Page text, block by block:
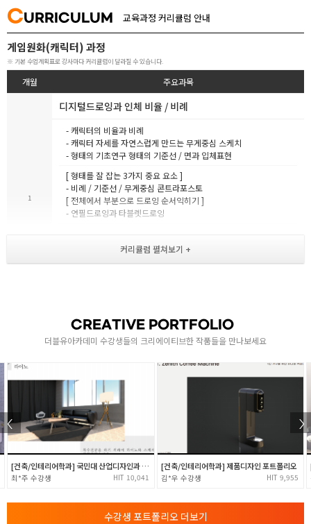
CURRICULUM 교육과정 커리큘럼 안내
게임원화(캐릭터) 과정
※ 기본 수업계획표로 강사마다 커리큘럼이 달라질 수 있습니다.
개월 주요과목
1
디지털드로잉과 인체 비율 / 비례
- 캐릭터의 비율과 비례
- 캐릭터 자세를 자연스럽게 만드는 무게중심 스케치
- 형태의 기초연구 형태의 기준선 / 면과 입체표현
[ 형태를 잘 잡는 3가지 중요 요소 ]
- 비례 / 기준선 / 무게중심 콘트라포스토
[ 전체에서 부분으로 드로잉 순서익히기 ]
- 연필드로잉과 타블렛드로잉
- 남녀 인체의 비율구성 연령대별 차이
- 3등신 / 5등신 / 8등신 캐릭터의 바디스케치
[ 인체의 골격 이해 ]
- 남녀 골격의 차이 얼굴과 가슴선까지의 포컬포인트
[ 인체의 근육 이해 ]
- 두상과 얼굴의 근육흐름도 (전두/두정/측두/후두)
- 얼굴과 가슴선까지의 포컬포인트
- 상체 ( 앞, 뒤 ) 근육 척추의 흐름
- 팔 근육과 손의 디테일
- 게임캐릭터 모작 1
- 다리 근육 ( 앞, 뒤 ) 발 골격 근육 이해 및 적용
재질 / 빛 / 명암
CREATIVE PORTFOLIO
더블유아카데미 수강생들의 크리에이티브한 작품들을 만나보세요
[건축/인테리어학과] 제품디자인 포트폴리오
김*우 9,955
[건축/인테리어학과] INTERIOR DESIGN
김나래 28,222
수강생 포트폴리오 더보기